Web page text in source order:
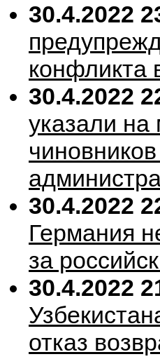
30.4.2022
конфликта
30.4.2022
указали на
30.4.2022
Германия
за
30.4.2022
отказ